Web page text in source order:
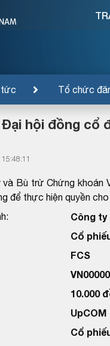
tức Tổ chức
hội đồng cổ
Bù trừ Chứng khoán
để thực hiện quyền
Công
Cổ
FCS
10.000
UpCOM
Cổ